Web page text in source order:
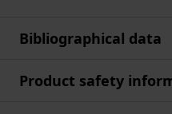
Bibliographical data
Product safety